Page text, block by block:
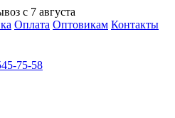
с 7 августа
Оплата Оптовикам Контакты
75-58